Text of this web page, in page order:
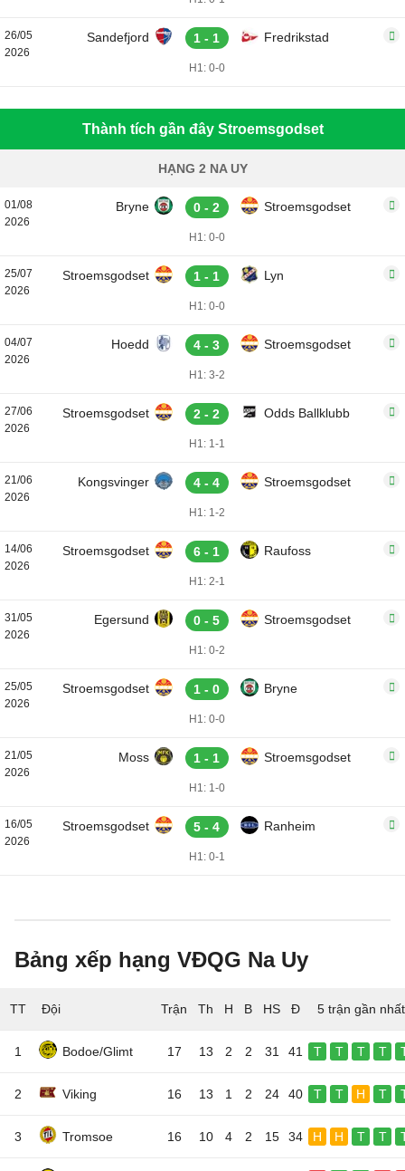
26/05
2026
Sandefjord 1 - 1 Fredrikstad
H1: 0-0
Thành tích gần đây Stroemsgodset
HẠNG 2 NA UY
01/08
2026
Bryne 0 - 2 Stroemsgodset
H1: 0-0
25/07
2026
Stroemsgodset 1 - 1 Lyn
H1: 0-0
04/07
2026
Hoedd 4 - 3 Stroemsgodset
H1: 3-2
27/06
2026
Stroemsgodset 2 - 2 Odds Ballklubb
H1: 1-1
21/06
2026
Kongsvinger 4 - 4 Stroemsgodset
H1: 1-2
14/06
2026
Stroemsgodset 6 - 1 Raufoss
H1: 2-1
31/05
2026
Egersund 0 - 5 Stroemsgodset
H1: 0-2
25/05
2026
Stroemsgodset 1 - 0 Bryne
H1: 0-0
21/05
2026
Moss 1 - 1 Stroemsgodset
H1: 1-0
16/05
2026
Stroemsgodset 5 - 4 Ranheim
H1: 0-1
Bảng xếp hạng VĐQG Na Uy
TT Đội 5 trận gần nhất
1 Bodoe/Glimt 17 13 2 2 31 41 T T T T
2 Viking 16 13 1 2 24 40 T T H T
3 Tromsoe 16 10 4 2 15 34 H H T T